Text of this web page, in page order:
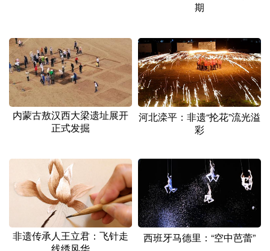
期
内蒙古敖汉西大梁遗址展开
正式发掘
河北滦平：非遗“抡花”流光溢
彩
非遗传承人王立君：飞针走
线绣风华
西班牙马德里：“空中芭蕾”